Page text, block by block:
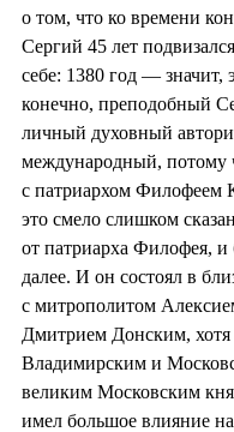
о том, что ко времени
Сергий 45 лет
себе: 1380 год — значит,
конечно, преподобный
личный духовный
международный, потому
с патриархом
это смело слишком
от патриарха Филофея, и
далее. И он состоял в
с митрополитом
Дмитрием Донским, хотя
Владимирским и
великим Московским
имел большое влияние